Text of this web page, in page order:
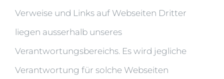
Verweise und Links auf Webseiten Dritter
liegen ausserhalb unseres
Verantwortungsbereichs. Es wird jegliche
Verantwortung für solche Webseiten